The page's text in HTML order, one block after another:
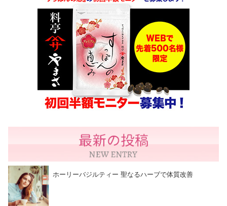
ホーリーバジルティー 聖なるハーブで体質改善